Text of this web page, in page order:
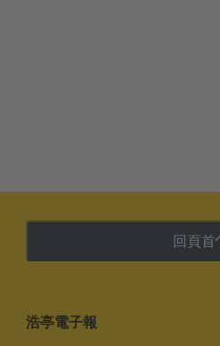
回頁首
浩亭電子報